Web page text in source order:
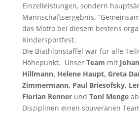
Einzelleistungen, sondern
Mannschaftsergebnis.
das Motto bei diesem bestens
Kindersportfest.
Die Biathlonstaffel war für alle
Höhepunkt. Unser Team mit
Hillmann, Helene Haupt, Greta
Zimmermann, Paul Briesofsky,
Florian Rennerund Toni Menge
Disziplinen einen souveränen